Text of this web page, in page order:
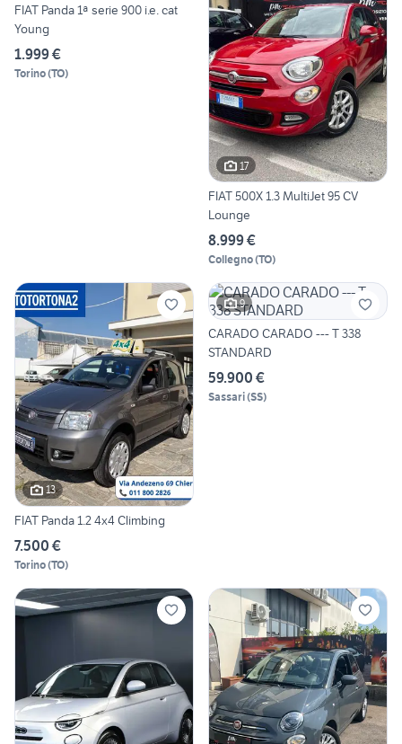
FIAT Panda 1ª serie 900 i.e. cat
Young
1.999 €
Torino(TO)
17
FIAT 500X 1.3 MultiJet 95 CV
Lounge
8.999 €
Collegno(TO)
13
FIAT Panda 1.2 4x4 Climbing
7.500 €
Torino(TO)
9
CARADO CARADO --- T 338
STANDARD
59.900 €
Sassari(SS)